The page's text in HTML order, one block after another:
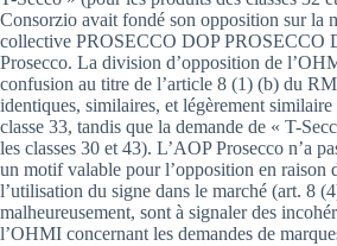
Consorzio avait fondé son opposition sur la
collective PROSECCO DOP PROSECCO
Prosecco. La division d’opposition de
confusion au titre de l’article 8 (1) (b) du
identiques, similaires, et légèrement
classe 33, tandis que la demande de « T-
les classes 30 et 43). L’AOP Prosecco n’a
un motif valable pour l’opposition en raison
l’utilisation du signe dans le marché (art. 8
malheureusement, sont à signaler des
l’OHMI concernant les demandes de